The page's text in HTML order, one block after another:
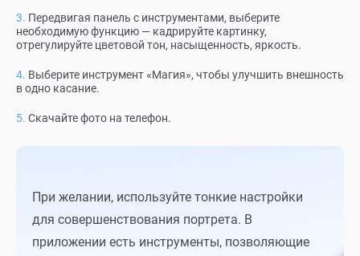
Передвигая панель с инструментами, выберите
необходимую функцию — кадрируйте картинку,
отрегулируйте цветовой тон, насыщенность, яркость.
Выберите инструмент «Магия», чтобы улучшить внешность
в одно касание.
Скачайте фото на телефон.
При желании, используйте тонкие настройки
для совершенствования портрета. В
приложении есть инструменты, позволяющие